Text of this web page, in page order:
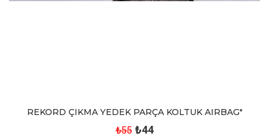
REKORD ÇIKMA YEDEK PARÇA KOLTUK AIRBAG"
₺55 ₺44